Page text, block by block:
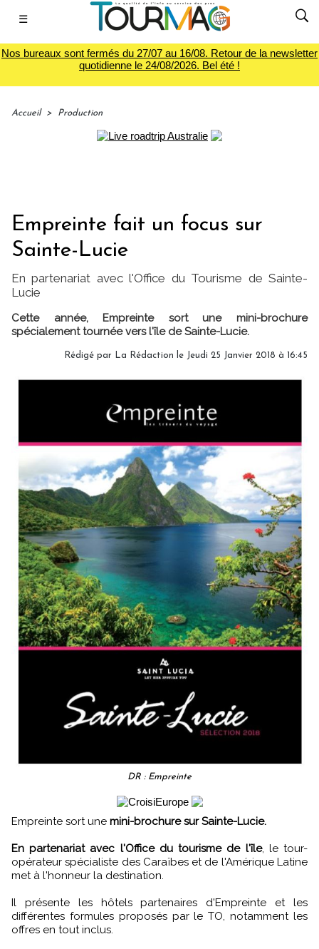
☰
Nos bureaux sont fermés du 27/07 au 16/08. Retour de la newsletter
quotidienne le 24/08/2026. Bel été !
Accueil > Production
Empreinte fait un focus sur
Sainte-Lucie
En partenariat avec l'Office du Tourisme de Sainte-
Lucie
Cette année, Empreinte sort une mini-brochure
spécialement tournée vers l'île de Sainte-Lucie.
Rédigé par La Rédaction le Jeudi 25 Janvier 2018 à 16:45
DR : Empreinte
Empreinte sort une mini-brochure sur Sainte-Lucie.
En partenariat avec l'Office du tourisme de l'île, le tour-
opérateur spécialiste des Caraïbes et de l'Amérique Latine
met à l'honneur la destination.
Il présente les hôtels partenaires d'Empreinte et les
différentes formules proposés par le TO, notamment les
offres en tout inclus.